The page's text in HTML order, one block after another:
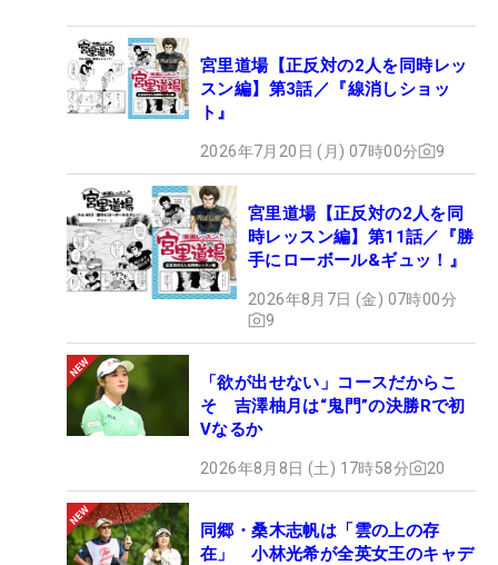
宮里道場【正反対の2人を同時レッ
スン編】第3話／『線消しショッ
ト』
2026年7月20日 (月) 07時00分 9
宮里道場【正反対の2人を同
時レッスン編】第11話／『勝
手にローボール&ギュッ！』
2026年8月7日 (金) 07時00分
9
「欲が出せない」コースだからこ
そ 吉澤柚月は“鬼門”の決勝Rで初
Vなるか
2026年8月8日 (土) 17時58分 20
同郷・桑木志帆は「雲の上の存
在」 小林光希が全英女王のキャデ